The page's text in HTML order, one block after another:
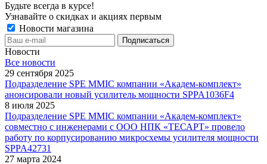
Будьте всегда в курсе!
Узнавайте о скидках и акциях первым
Новости магазина
Новости
Все новости
29 сентября 2025
Подразделение SPE MMIC компании «Академ-комплект»
анонсировали новый усилитель мощности SPPA1036F4
8 июля 2025
Подразделение SPE MMIC компании «Академ-комплект»
совместно с инженерами с ООО НПК «ТЕСАРТ» провело
работу по корпусированию микросхемы усилителя мощности
SPPA42731
27 марта 2024